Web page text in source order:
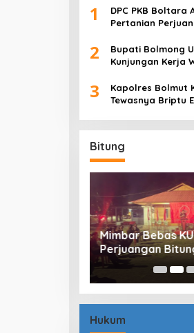
1
DPC PKB Boltara
Pertanian
2
Bupati Bolmong
Kunjungan Kerja
3
Kapolres Bolmut
Tewasnya Briptu
Bitung
Mimbar Bebas
Perjuangan
Mantiri: Bukan
Hukum